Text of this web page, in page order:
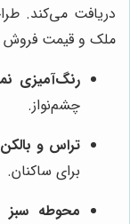
دریافت می‌کند.
ملک و قیمت فروش
رنگ‌آمیزی
چشم‌نواز.
تراس و
برای ساکنان.
محوطه سبز